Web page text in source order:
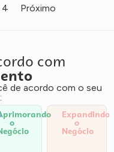
4 Próximo
com
de acordo com o seu
o
Expandindo
o
Negócio